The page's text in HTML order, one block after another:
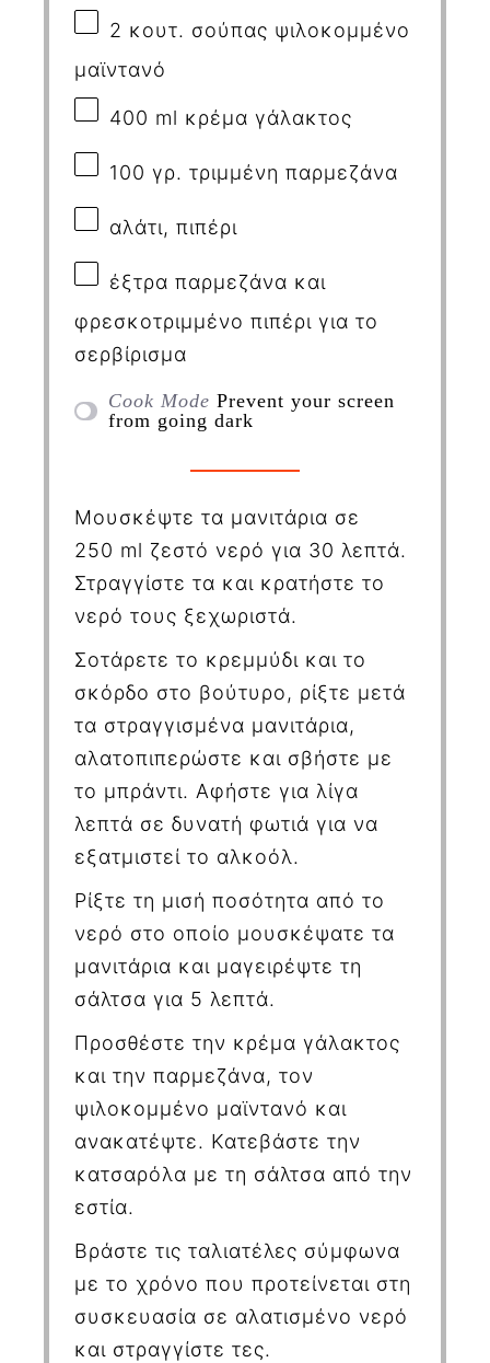
2 κουτ. σούπας ψιλοκομμένο
μαϊντανό
400 ml κρέμα γάλακτος
100 γρ. τριμμένη παρμεζάνα
αλάτι, πιπέρι
έξτρα παρμεζάνα και
φρεσκοτριμμένο πιπέρι για το
σερβίρισμα
Cook Mode Prevent your screen
from going dark
Μουσκέψτε τα μανιτάρια σε
250 ml ζεστό νερό για 30 λεπτά.
Στραγγίστε τα και κρατήστε το
νερό τους ξεχωριστά.
Σοτάρετε το κρεμμύδι και το
σκόρδο στο βούτυρο, ρίξτε μετά
τα στραγγισμένα μανιτάρια,
αλατοπιπερώστε και σβήστε με
το μπράντι. Αφήστε για λίγα
λεπτά σε δυνατή φωτιά για να
εξατμιστεί το αλκοόλ.
Ρίξτε τη μισή ποσότητα από το
νερό στο οποίο μουσκέψατε τα
μανιτάρια και μαγειρέψτε τη
σάλτσα για 5 λεπτά.
Προσθέστε την κρέμα γάλακτος
και την παρμεζάνα, τον
ψιλοκομμένο μαϊντανό και
ανακατέψτε. Κατεβάστε την
κατσαρόλα με τη σάλτσα από την
εστία.
Βράστε τις ταλιατέλες σύμφωνα
με το χρόνο που προτείνεται στη
συσκευασία σε αλατισμένο νερό
και στραγγίστε τες.